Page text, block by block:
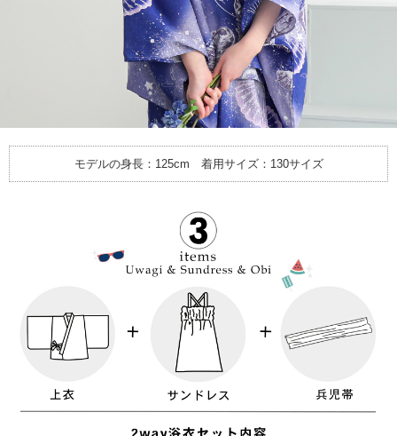
モデルの身長：125cm 着用サイズ：130サイズ